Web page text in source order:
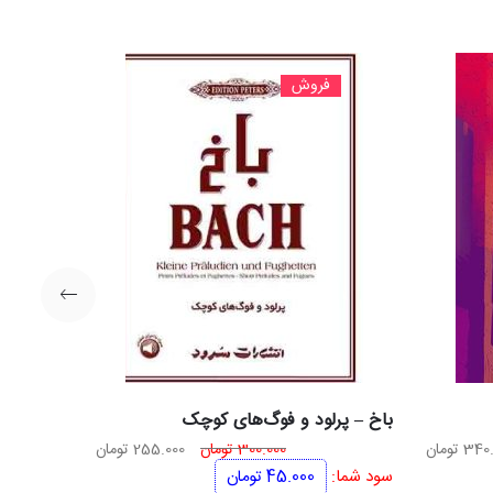
تومان
فروش
باخ – پرلود و فوگ‌های کوچک
300.000تومان قیمت
255.000 تومان
سود شما: 45.000تومان